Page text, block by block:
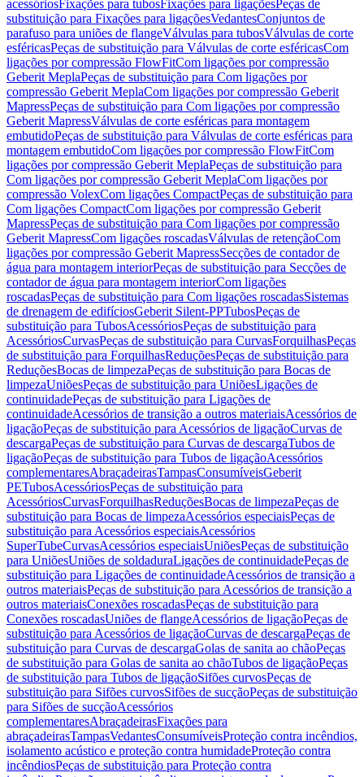
acessóriosFixações para tubosFixações para ligaçõesPeças de
substituição para Fixações para ligaçõesVedantesConjuntos de
parafuso para uniões de flangeVálvulas para tubosVálvulas de corte
esféricasPeças de substituição para Válvulas de corte esféricasCom
ligações por compressão FlowFitCom ligações por compressão
Geberit MeplaPeças de substituição para Com ligações por
compressão Geberit MeplaCom ligações por compressão Geberit
MapressPeças de substituição para Com ligações por compressão
Geberit MapressVálvulas de corte esféricas para montagem
embutidoPeças de substituição para Válvulas de corte esféricas para
montagem embutidoCom ligações por compressão FlowFitCom
ligações por compressão Geberit MeplaPeças de substituição para
Com ligações por compressão Geberit MeplaCom ligações por
compressão VolexCom ligações CompactPeças de substituição para
Com ligações CompactCom ligações por compressão Geberit
MapressPeças de substituição para Com ligações por compressão
Geberit MapressCom ligações roscadasVálvulas de retençãoCom
ligações por compressão Geberit MapressSecções de contador de
água para montagem interiorPeças de substituição para Secções de
contador de água para montagem interiorCom ligações
roscadasPeças de substituição para Com ligações roscadasSistemas
de drenagem de edifíciosGeberit Silent-PPTubosPeças de
substituição para TubosAcessóriosPeças de substituição para
AcessóriosCurvasPeças de substituição para CurvasForquilhasPeças
de substituição para ForquilhasReduçõesPeças de substituição para
ReduçõesBocas de limpezaPeças de substituição para Bocas de
limpezaUniõesPeças de substituição para UniõesLigações de
continuidadePeças de substituição para Ligações de
continuidadeAcessórios de transição a outros materiaisAcessórios de
ligaçãoPeças de substituição para Acessórios de ligaçãoCurvas de
descargaPeças de substituição para Curvas de descargaTubos de
ligaçãoPeças de substituição para Tubos de ligaçãoAcessórios
complementaresAbraçadeirasTampasConsumíveisGeberit
PETubosAcessóriosPeças de substituição para
AcessóriosCurvasForquilhasReduçõesBocas de limpezaPeças de
substituição para Bocas de limpezaAcessórios especiaisPeças de
substituição para Acessórios especiaisAcessórios
SuperTubeCurvasAcessórios especiaisUniõesPeças de substituição
para UniõesUniões de soldaduraLigações de continuidadePeças de
substituição para Ligações de continuidadeAcessórios de transição a
outros materiaisPeças de substituição para Acessórios de transição a
outros materiaisConexões roscadasPeças de substituição para
Conexões roscadasUniões de flangeAcessórios de ligaçãoPeças de
substituição para Acessórios de ligaçãoCurvas de descargaPeças de
substituição para Curvas de descargaGolas de sanita ao chãoPeças
de substituição para Golas de sanita ao chãoTubos de ligaçãoPeças
de substituição para Tubos de ligaçãoSifões curvosPeças de
substituição para Sifões curvosSifões de sucçãoPeças de substituição
para Sifões de sucçãoAcessórios
complementaresAbraçadeirasFixações para
abraçadeirasTampasVedantesConsumíveisProteção contra incêndios,
isolamento acústico e proteção contra humidadeProteção contra
incêndiosPeças de substituição para Proteção contra